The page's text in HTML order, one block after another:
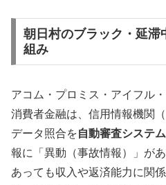
朝日村のブラック・延滞
組み
アコム・プロミス・アイフル
消費者金融は、信用情報機関
データ照合を自動審査システ
報に「異動（事故情報）」が
あっても収入や返済能力に関